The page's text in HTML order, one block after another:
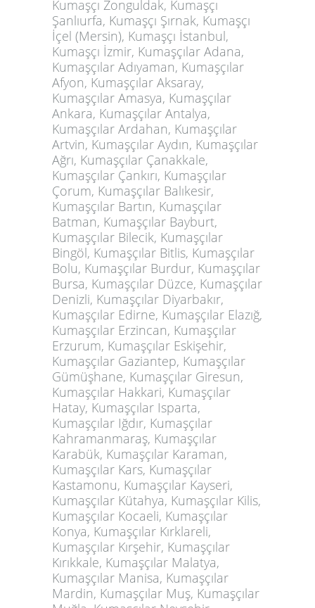
Kumaşçı Zonguldak, Kumaşçı
Şanlıurfa, Kumaşçı Şırnak, Kumaşçı
İçel (Mersin), Kumaşçı İstanbul,
Kumaşçı İzmir, Kumaşçılar Adana,
Kumaşçılar Adıyaman, Kumaşçılar
Afyon, Kumaşçılar Aksaray,
Kumaşçılar Amasya, Kumaşçılar
Ankara, Kumaşçılar Antalya,
Kumaşçılar Ardahan, Kumaşçılar
Artvin, Kumaşçılar Aydın, Kumaşçılar
Ağrı, Kumaşçılar Çanakkale,
Kumaşçılar Çankırı, Kumaşçılar
Çorum, Kumaşçılar Balıkesir,
Kumaşçılar Bartın, Kumaşçılar
Batman, Kumaşçılar Bayburt,
Kumaşçılar Bilecik, Kumaşçılar
Bingöl, Kumaşçılar Bitlis, Kumaşçılar
Bolu, Kumaşçılar Burdur, Kumaşçılar
Bursa, Kumaşçılar Düzce, Kumaşçılar
Denizli, Kumaşçılar Diyarbakır,
Kumaşçılar Edirne, Kumaşçılar Elazığ,
Kumaşçılar Erzincan, Kumaşçılar
Erzurum, Kumaşçılar Eskişehir,
Kumaşçılar Gaziantep, Kumaşçılar
Gümüşhane, Kumaşçılar Giresun,
Kumaşçılar Hakkari, Kumaşçılar
Hatay, Kumaşçılar Isparta,
Kumaşçılar Iğdır, Kumaşçılar
Kahramanmaraş, Kumaşçılar
Karabük, Kumaşçılar Karaman,
Kumaşçılar Kars, Kumaşçılar
Kastamonu, Kumaşçılar Kayseri,
Kumaşçılar Kütahya, Kumaşçılar Kilis,
Kumaşçılar Kocaeli, Kumaşçılar
Konya, Kumaşçılar Kırklareli,
Kumaşçılar Kırşehir, Kumaşçılar
Kırıkkale, Kumaşçılar Malatya,
Kumaşçılar Manisa, Kumaşçılar
Mardin, Kumaşçılar Muş, Kumaşçılar